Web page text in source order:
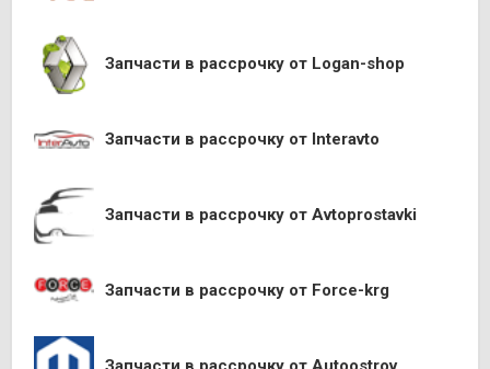
Запчасти в рассрочку от Logan-shop
Запчасти в рассрочку от Interavto
Запчасти в рассрочку от Avtoprostavki
Запчасти в рассрочку от Force-krg